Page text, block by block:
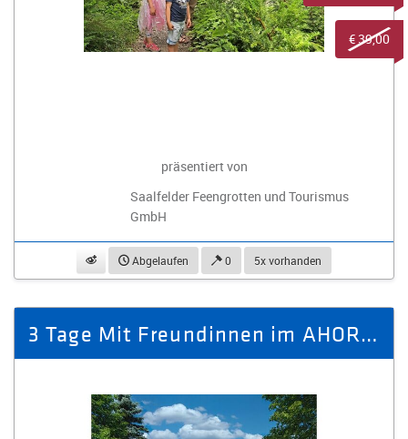
präsentiert von
Saalfelder Feengrotten und Tourismus
GmbH
beobachtenAbgelaufen 0 5x vorhanden
€ 39,00
3 Tage Mit Freundinnen im AHORN Waldhotel Altenberg